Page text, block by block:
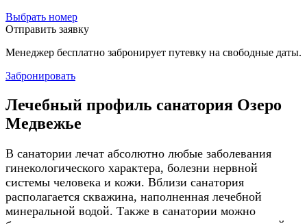
Выбрать номер
Отправить заявку
Менеджер бесплатно забронирует путевку на свободные даты.
Забронировать
Лечебный профиль санатория Озеро
Медвежье
В санатории лечат абсолютно любые заболевания
гинекологического характера, болезни нервной
системы человека и кожи. Вблизи санатория
располагается скважина, наполненная лечебной
минеральной водой. Также в санатории можно